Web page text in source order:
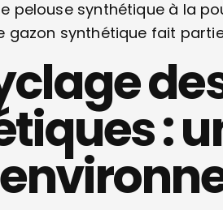
pelouse synthétique à la
gazon synthétique fait
: